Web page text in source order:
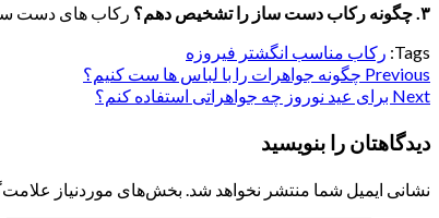
۳.چگونه رکاب دست ساز را تشخیص دهم؟ رکاب های دست
Tags: رکاب مناسب انگشتر فیروزه
Continue
Reading
Previous چگونه جواهرات را با لباس ها ست کنیم؟
Next برای عید نوروز چه جواهراتی استفاده کنم؟
دیدگاهتان را بنویسید
نشانی ایمیل شما منتشر نخواهد شد. بخش‌های موردنیاز